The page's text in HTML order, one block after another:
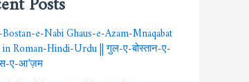
e-Nabi Ghaus-e-Azam-Mnaqabat
Roman-Hindi-Urdu || गुल-ए-बोस्तान-ए-
ए-आ’ज़म